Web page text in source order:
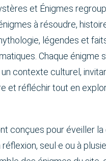
et Énigmes
à résoudre,
légendes et
Chaque énigme
contexte culturel,
et réfléchir tout en
conçues pour éveiller la
seul·e ou à